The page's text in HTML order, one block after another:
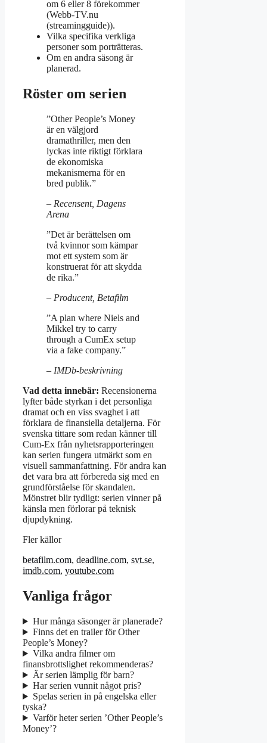
om 6 eller 8 förekommer
(Webb-TV.nu
(streamingguide)).
Vilka specifika verkliga
personer som porträtteras.
Om en andra säsong är
planerad.
Röster om serien
”Other People’s Money
är en välgjord
dramathriller, men den
lyckas inte riktigt förklara
de ekonomiska
mekanismerna för en
bred publik.”
– Recensent, Dagens
Arena
”Det är berättelsen om
två kvinnor som kämpar
mot ett system som är
konstruerat för att skydda
de rika.”
– Producent, Betafilm
”A plan where Niels and
Mikkel try to carry
through a CumEx setup
via a fake company.”
– IMDb-beskrivning
Vad detta innebär: Recensionerna
lyfter både styrkan i det personliga
dramat och en viss svaghet i att
förklara de finansiella detaljerna. För
svenska tittare som redan känner till
Cum-Ex från nyhetsrapporteringen
kan serien fungera utmärkt som en
visuell sammanfattning. För andra kan
det vara bra att förbereda sig med en
grundförståelse för skandalen.
Mönstret blir tydligt: serien vinner på
känsla men förlorar på teknisk
djupdykning.
Fler källor
betafilm.com, deadline.com, svt.se,
imdb.com, youtube.com
Vanliga frågor
Hur många säsonger är planerade?
Finns det en trailer för Other
People’s Money?
Vilka andra filmer om
finansbrottslighet rekommenderas?
Är serien lämplig för barn?
Har serien vunnit något pris?
Spelas serien in på engelska eller
tyska?
Varför heter serien ’Other People’s
Money’?